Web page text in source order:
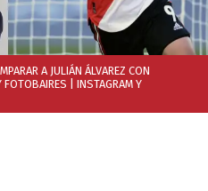
A JULIÁN ÁLVAREZ CON
| INSTAGRAM Y